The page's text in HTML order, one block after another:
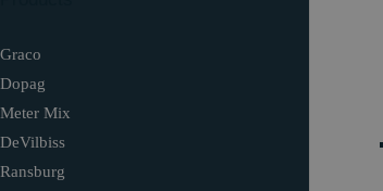
Graco
Dopag
Meter Mix
DeVilbiss
Ransburg